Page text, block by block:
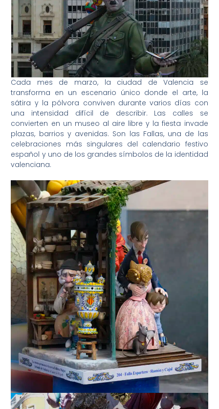
Cada mes de marzo, la ciudad de Valencia se
transforma en un escenario único donde el arte, la
sátira y la pólvora conviven durante varios días con
una intensidad difícil de describir. Las calles se
convierten en un museo al aire libre y la fiesta invade
plazas, barrios y avenidas. Son las Fallas, una de las
celebraciones más singulares del calendario festivo
español y uno de los grandes símbolos de la identidad
valenciana.